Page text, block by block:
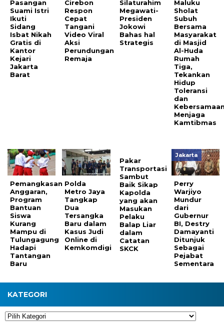
Pasangan
Suami Istri
Ikuti
Sidang
Isbat Nikah
Gratis di
Kantor
Kejari
Jakarta
Barat
Cirebon
Respon
Cepat
Tangani
Video Viral
Aksi
Perundungan
Remaja
Silaturahim
Megawati-
Presiden
Jokowi
Bahas hal
Strategis
Maluku
Sholat
Subuh
Bersama
Masyarakat
di Masjid
Al-Huda
Rumah
Tiga,
Tekankan
Hidup
Toleransi
dan
Menjaga
Kamtibmas
Pemangkasan
Anggaran,
Program
Bantuan
Siswa
Kurang
Mampu di
Tulungagung
Hadapi
Tantangan
Baru
Polda
Metro Jaya
Tangkap
Dua
Tersangka
Baru dalam
Kasus Judi
Online di
Kemkomdigi
Pakar
Transportasi
Sambut
Baik Sikap
Kapolda
yang akan
Masukan
Pelaku
Balap Liar
dalam
Catatan
SKCK
Jakarta
Perry
Warjiyo
Mundur
dari
Gubernur
BI, Destry
Damayanti
Ditunjuk
Sebagai
Pejabat
Sementara
KATEGORI
Kategori